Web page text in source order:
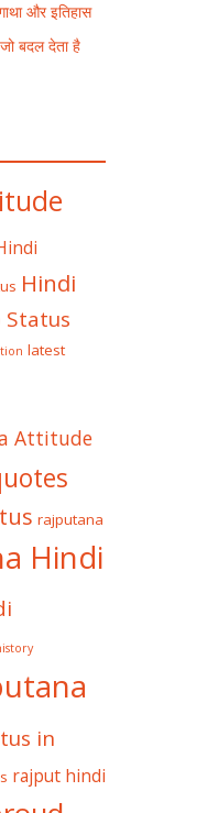
और इतिहास
बदल देता है
Hindi
Status
latest
Attitude
rajputana
Hindi
in
rajput hindi